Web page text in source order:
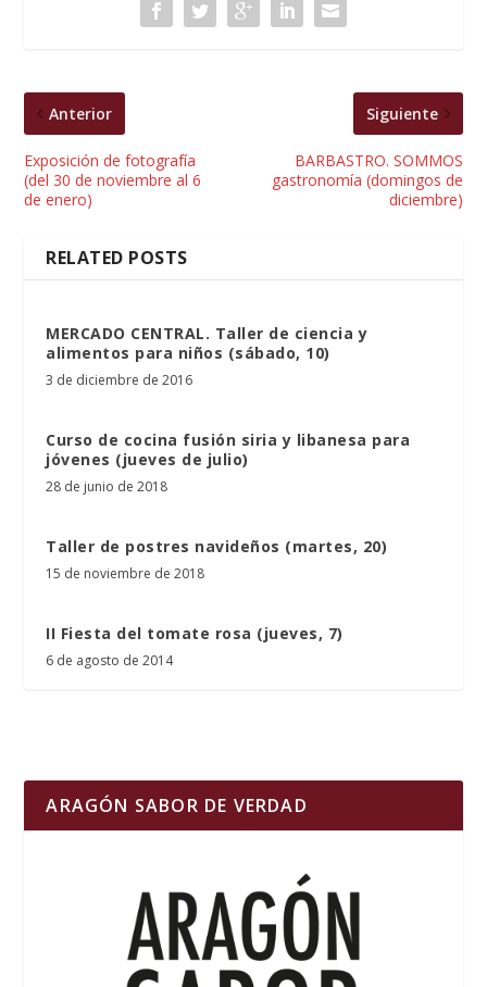
Anterior
Exposición de fotografía
(del 30 de noviembre al 6
de enero)
Siguiente
BARBASTRO. SOMMOS
gastronomía (domingos de
diciembre)
RELATED POSTS
MERCADO CENTRAL. Taller de ciencia y
alimentos para niños (sábado, 10)
3 de diciembre de 2016
Curso de cocina fusión siria y libanesa para
jóvenes (jueves de julio)
28 de junio de 2018
Taller de postres navideños (martes, 20)
15 de noviembre de 2018
II Fiesta del tomate rosa (jueves, 7)
6 de agosto de 2014
ARAGÓN SABOR DE VERDAD